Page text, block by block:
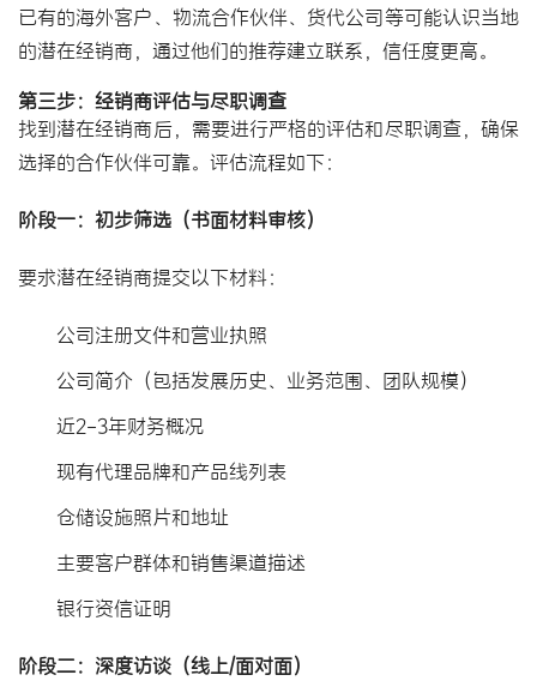
已有的海外客户、物流合作伙伴、货代公司等可能认识当地
的潜在经销商，通过他们的推荐建立联系，信任度更高。
第三步：经销商评估与尽职调查
找到潜在经销商后，需要进行严格的评估和尽职调查，确保
选择的合作伙伴可靠。评估流程如下：
阶段一：初步筛选（书面材料审核）
要求潜在经销商提交以下材料：
公司注册文件和营业执照
公司简介（包括发展历史、业务范围、团队规模）
近2-3年财务概况
现有代理品牌和产品线列表
仓储设施照片和地址
主要客户群体和销售渠道描述
银行资信证明
阶段二：深度访谈（线上/面对面）